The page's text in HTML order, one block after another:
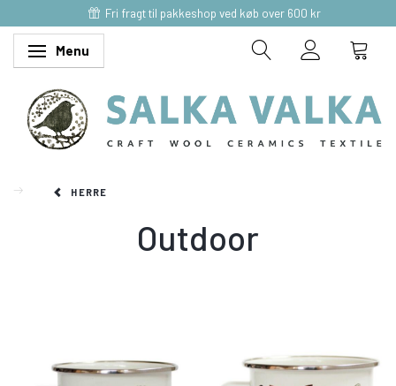
Fri fragt til pakkeshop ved køb over 600 kr
Skifte navigation
Menu
HERRE
Outdoor